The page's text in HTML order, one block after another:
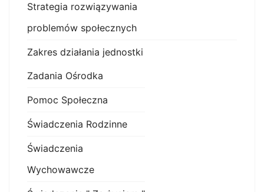
Strategia rozwiązywania
problemów społecznych
Zakres działania jednostki
Zadania Ośrodka
Pomoc Społeczna
Świadczenia Rodzinne
Świadczenia
Wychowawcze